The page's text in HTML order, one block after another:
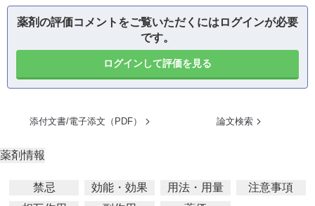
薬剤の評価コメントをご覧いただくにはログインが必要
です。
ログインして評価を見る
添付文書/電子添文（PDF） 論文検索
薬剤情報
禁忌 効能・効果 用法・用量
注意事項